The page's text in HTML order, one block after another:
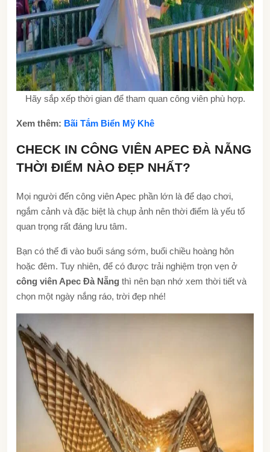
Hãy sắp xếp thời gian để tham quan công viên phù hợp.
Xem thêm: Bãi Tắm Biển Mỹ Khê
CHECK IN CÔNG VIÊN APEC ĐÀ NẴNG
THỜI ĐIỂM NÀO ĐẸP NHẤT?
Mọi người đến công viên Apec phần lớn là để dạo chơi,
ngắm cảnh và đặc biệt là chụp ảnh nên thời điểm là yếu tố
quan trọng rất đáng lưu tâm.
Bạn có thể đi vào buổi sáng sớm, buổi chiều hoàng hôn
hoặc đêm. Tuy nhiên, để có được trải nghiệm trọn vẹn ở
công viên Apec Đà Nẵng thì nên bạn nhớ xem thời tiết và
chọn một ngày nắng ráo, trời đẹp nhé!